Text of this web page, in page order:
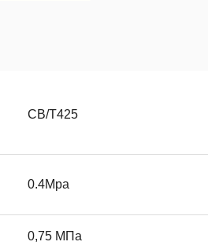
CB/T425
0.4Mpa
0,75 МПа